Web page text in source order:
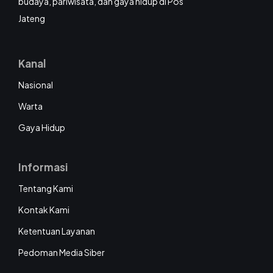
Jateng
Kanal
Nasional
Warta
Gaya Hidup
Informasi
Tentang Kami
Kontak Kami
Ketentuan Layanan
Pedoman Media Siber